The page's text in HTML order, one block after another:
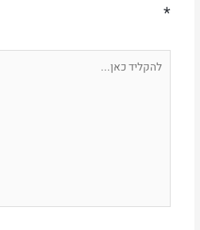
*
כאן...